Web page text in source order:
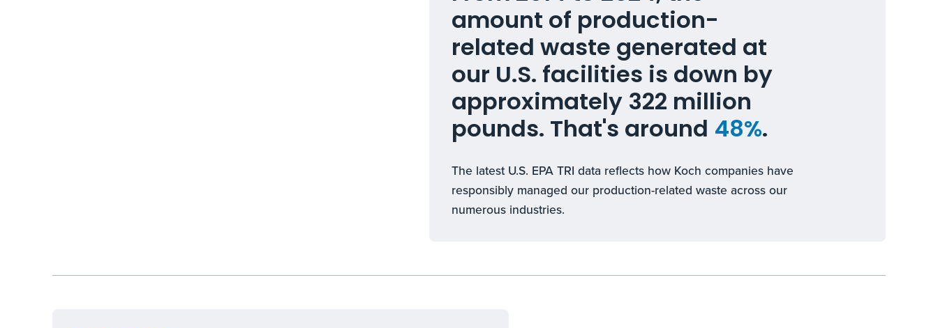
amount of production-
related waste generated at
our U.S. facilities is down by
approximately 322 million
pounds. That's around 48%.
The latest U.S. EPA TRI data reflects how Koch companies have
responsibly managed our production-related waste across our
numerous industries.